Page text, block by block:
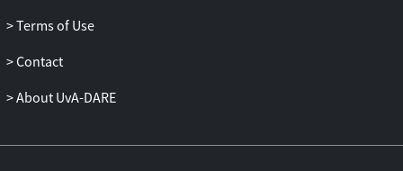
Terms of Use
Contact
About UvA-DARE